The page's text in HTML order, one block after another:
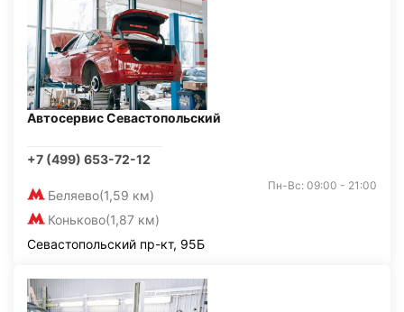
Автосервис Севастопольский
+7 (499) 653-72-12
Беляево(1,59 км)
Коньково(1,87 км)
Пн-Вс: 09:00 - 21:00
Севастопольский пр-кт, 95Б